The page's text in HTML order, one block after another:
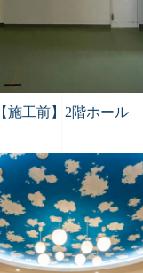
【施工前】2階ホール